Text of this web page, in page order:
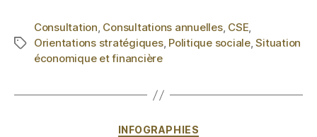
Consultation, Consultations annuelles, CSE,
Orientations stratégiques, Politique sociale,Situation
économique et financière
INFOGRAPHIES